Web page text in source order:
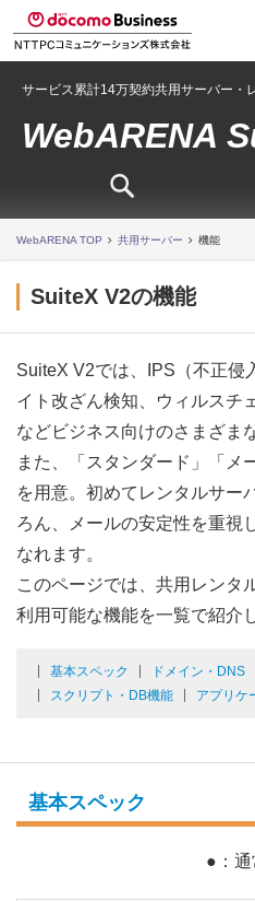
サービス累計14万契約共用サーバー・
WebARENA
WebARENA TOP 共用サーバー 機能
SuiteX V2の機能
SuiteX V2では、IPS（不正侵
イト改ざん検知、ウィルスチ
などビジネス向けのさまざま
また、「スタンダード」「メ
を用意。初めてレンタルサー
ろん、メールの安定性を重視
なれます。
このページでは、共用レンタ
利用可能な機能を一覧で紹介
基本スペック ドメイン・DNS
スクリプト・DB機能
アプリケ
基本スペック
●：